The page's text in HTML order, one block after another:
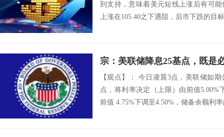
到支持，意味着美元短线上涨后有可
上涨在105.40之下遇阻，后市下跌的目
宗：美联储降息25基点，既是
【观点】： 今日凌晨3点，美联储如
点，将利率决定（上限）由前值5.00%
前值 4.75%下调至4.50%，储备余额利